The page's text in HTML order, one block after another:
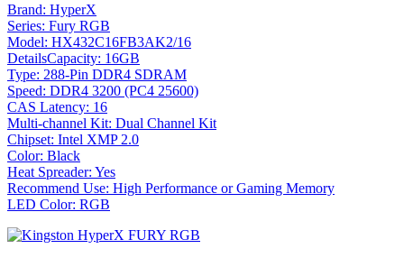
Brand: HyperX
Series: Fury RGB
Model: HX432C16FB3AK2/16
DetailsCapacity: 16GB
Type: 288-Pin DDR4 SDRAM
Speed: DDR4 3200 (PC4 25600)
CAS Latency: 16
Multi-channel Kit: Dual Channel Kit
Chipset: Intel XMP 2.0
Color: Black
Heat Spreader: Yes
Recommend Use: High Performance or Gaming Memory
LED Color: RGB